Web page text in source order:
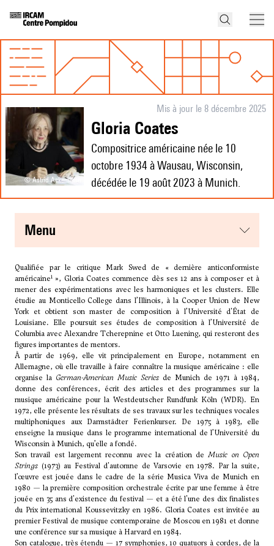
© Astrid Ackermann
Mis à jour le 8 décembre 2025
Gloria Coates
Compositrice américaine née le 10
octobre 1934 à Wausau, Wisconsin,
décédée le 19 août 2023 à Munich.
menu
Qualifiée par le critique Mark Swed de « dernière anticonformiste
américaine1 », Gloria Coates commence dès ses 12 ans à composer et à
mener des expérimentations avec les harmoniques et les clusters. Elle
étudie au Monticello College dans l’Illinois, à la Cooper Union de New
York et obtient son master de composition à l’Université d'État de
Louisiane. Elle poursuit ses études de composition à l’Université de
Columbia avec Alexandre Tcherepnine et Otto Luening, qui resteront des
figures importantes de mentors.
À partir de 1969, elle vit principalement en Europe, notamment en
Allemagne, où elle travaille à faire connaître la musique américaine : elle
organise la German-American Music Series de Munich de 1971 à 1984,
donne des conférences, écrit des articles et des programmes sur la
musique américaine pour la Westdeutscher Rundfunk Köln (WDR). En
1972, elle présente les résultats de ses travaux sur les techniques vocales
multiphoniques aux Darmstädter Ferienkurser. De 1975 à 1983, elle
enseigne la musique dans le programme international de l’Université du
Wisconsin à Munich, qu’elle a fondé.
Son travail est largement reconnu avec la création deMusic on Open
Strings (1973) au Festival d'automne de Varsovie en 1978. Par la suite,
l’œuvre est jouée dans le cadre de la série Musica Viva de Munich en
1980 — la première composition orchestrale écrite par une femme à être
jouée en 35 ans d'existence du festival — et a été l'une des dix finalistes
du Prix international Koussevitzky en 1986. Gloria Coates est invitée au
premier Festival de musique contemporaine de Moscou en 1981 et donne
une conférence sur sa musique à Harvard en 1984.
Son catalogue, très étendu — 17 symphonies, 10 quatuors à cordes, de la